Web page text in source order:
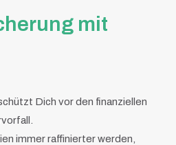
mit
Dich vor den finanziellen
immer raffinierter werden,